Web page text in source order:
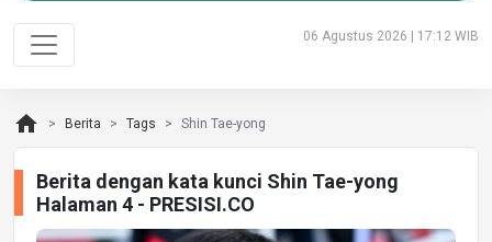
06 Agustus 2026 | 17:12 WIB
home Berita Tags Shin Tae-yong
Berita dengan kata kunci Shin Tae-yong
Halaman 4 - PRESISI.CO